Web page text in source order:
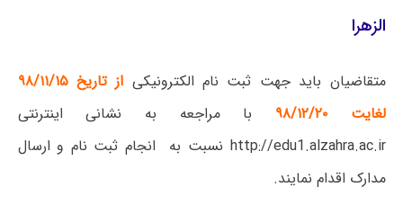
الزهرا
متقاضیان باید جهت ثبت نام الکترونیکی
از تاریخ ۹۸/۱۱/۱۵
لغایت ۹۸/۱۲/۲۰
با مراجعه به نشانی اینترنتی
http://edu1.alzahra.ac.ir نسبت به انجام ثبت نام و ارسال
مدارک اقدام نمایند.